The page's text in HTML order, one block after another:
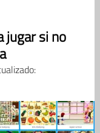
jugar si no